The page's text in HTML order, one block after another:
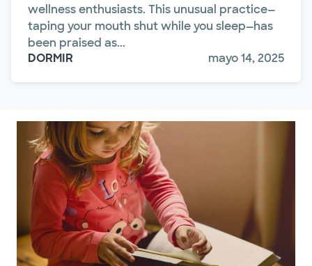
wellness enthusiasts. This unusual practice—
taping your mouth shut while you sleep—has
been praised as...
DORMIR
mayo 14, 2025